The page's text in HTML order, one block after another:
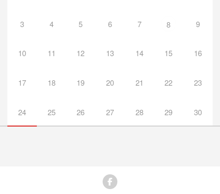
3 4 5 6 7 8 9
10 11 12 13 14 15 16
17 18 19 20 21 22 23
24 25 26 27 28 29 30